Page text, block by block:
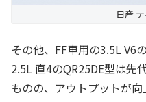
日産
その他、FF車用の3.5L V6
2.5L 直4のQR25DE型は先
ものの、アウトプットが